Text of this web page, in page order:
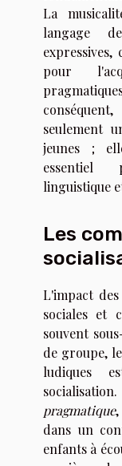
La
langage
pour
seulement
jeunes ;
essentiel
linguistique
Les
L'impact
sociales et
souvent
de groupe,
ludiques
pragmatique
dans un
enfants à